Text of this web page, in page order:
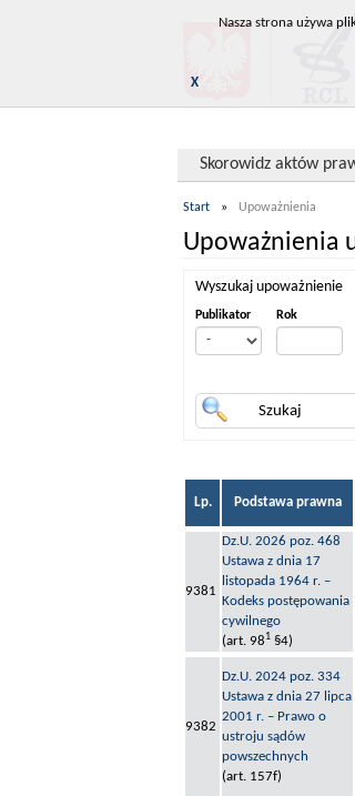
Skorowidz aktów
Start » Upoważnienia
Upoważnienia
Wyszukaj upoważnienie
Publikator Rok
Lp. Podstawa prawna
9381
Dz.U. 2026 poz. 468
Ustawa z dnia 17
listopada 1964 r. –
Kodeks postępowania
cywilnego
(art. 98 1 §4)
9382
Dz.U. 2024 poz. 334
Ustawa z dnia 27 lipca
2001 r. – Prawo o
ustroju sądów
powszechnych
(art. 157f)
Nasza strona używa
X